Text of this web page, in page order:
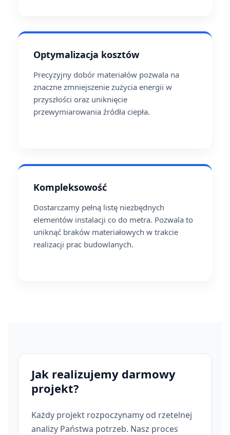
Optymalizacja kosztów
Precyzyjny dobór materiałów pozwala na
znaczne zmniejszenie zużycia energii w
przyszłości oraz uniknięcie
przewymiarowania źródła ciepła.
Kompleksowość
Dostarczamy pełną listę niezbędnych
elementów instalacji co do metra. Pozwala to
uniknąć braków materiałowych w trakcie
realizacji prac budowlanych.
Jak realizujemy darmowy
projekt?
Każdy projekt rozpoczynamy od rzetelnej
analizy Państwa potrzeb. Nasz proces